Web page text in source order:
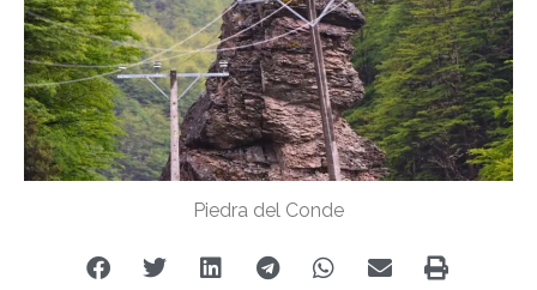
Piedra del Conde